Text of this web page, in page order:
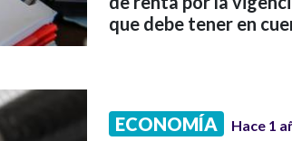
que debe tener en
ECONOMÍA Hace 1